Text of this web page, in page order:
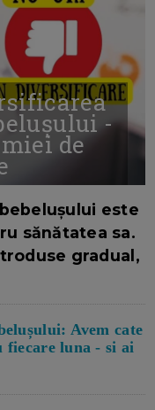
-
de
este
sănătatea sa.
gradual,
Avem cate
luna - si ai